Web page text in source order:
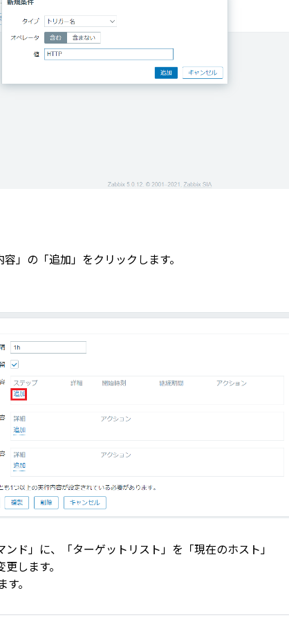
」の「追加」をクリックします。
ド」に、「ターゲットリスト」を「現在のホスト」
します。
。